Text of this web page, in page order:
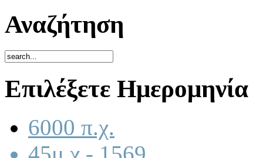
Αναζήτηση
Επιλέξετε Ημερομηνία
6000 π.χ.